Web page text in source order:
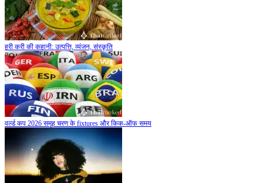
हरी करी की कहानी: उत्पत्ति, व्यंजन, संस्कृति
वर्ल्ड कप 2026 समूह चरण के fixtures और किक-ऑफ समय